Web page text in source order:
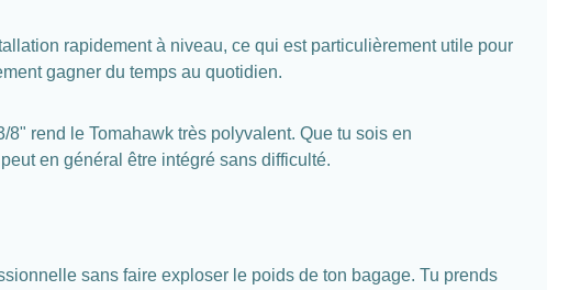
rapidement à niveau, ce qui est particulièrement utile pour
gagner du temps au quotidien.
rend le Tomahawk très polyvalent. Que tu sois en
en général être intégré sans difficulté.
sans faire exploser le poids de ton bagage. Tu prends